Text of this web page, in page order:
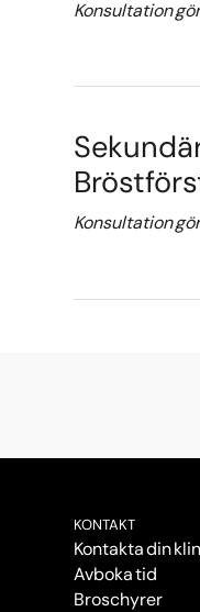
Konsultation
Konsultation
KONTAKT
Kontakta din
Avboka tid
Broschyrer